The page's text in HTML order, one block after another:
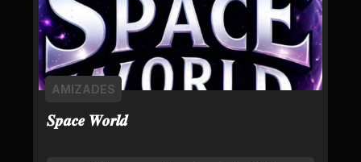
𝑺𝒑𝒂𝒄𝒆 𝑾𝒐𝒓𝒍𝒅
AMIZADES